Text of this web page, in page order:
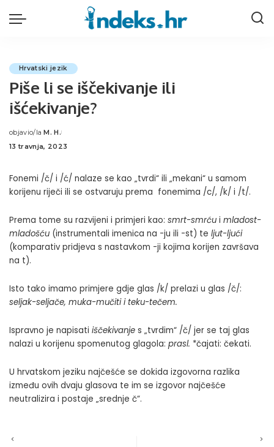
Hrvatski jezik
Piše li se iščekivanje ili
išćekivanje?
Posted
by
objavio/la M. H.
13 travnja, 2023
Fonemi /č/ i /ć/ nalaze se kao „tvrdi“ ili „mekani“ u samom
korijenu riječi ili se ostvaruju prema fonemima /c/, /k/ i /t/.
Prema tome su razvijeni i primjeri kao: smrt-smrću i mladost-
mladošću (instrumentali imenica na -ju ili -st) te ljut-ljući
(komparativ pridjeva s nastavkom -ji kojima korijen završava
na t).
Isto tako imamo primjere gdje glas /k/ prelazi u glas /č/:
seljak-seljače, muka-mučiti i teku-tečem.
Ispravno je napisati iščekivanje s „tvrdim“ /č/ jer se taj glas
nalazi u korijenu spomenutog glagola: prasl. *čajati: čekati.
U hrvatskom jeziku najčešće se dokida izgovorna razlika
između ovih dvaju glasova te im se izgovor najčešće
neutralizira i postaje „srednje č“.